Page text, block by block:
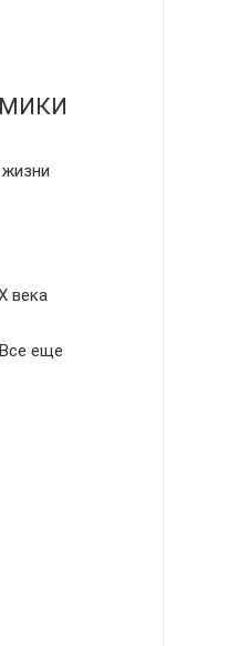
века
еще